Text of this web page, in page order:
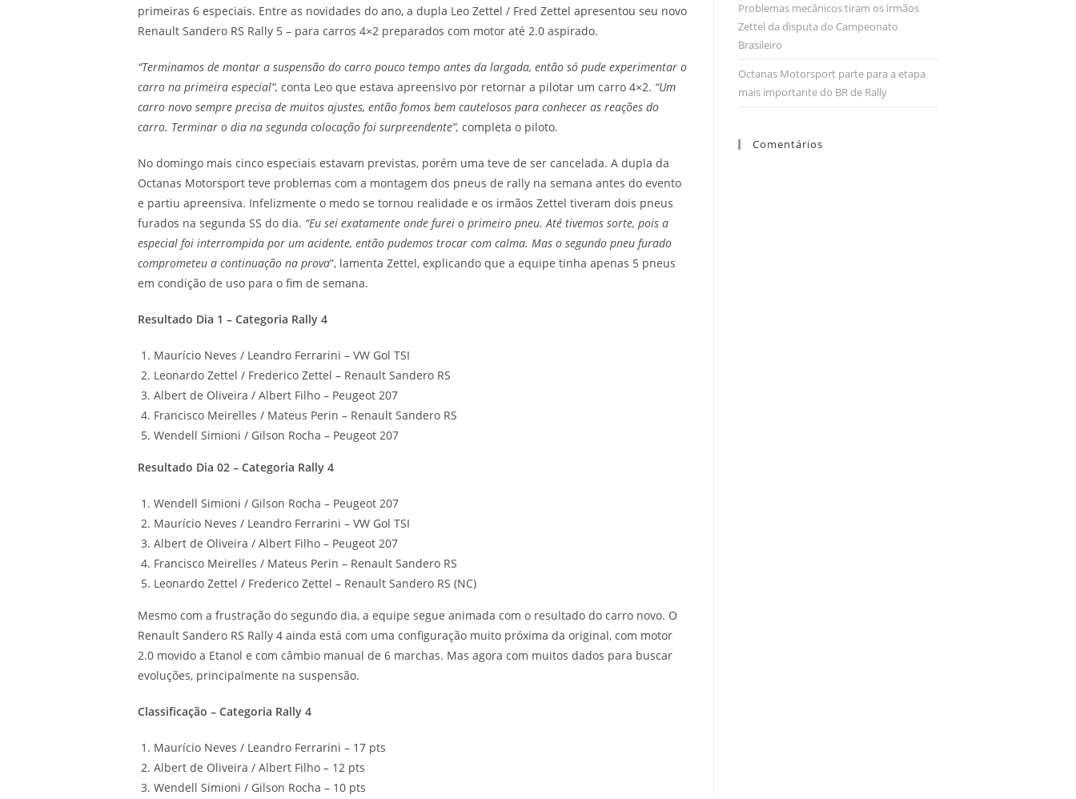
primeiras 6 especiais. Entre as novidades do ano, a dupla Leo Zettel / Fred Zettel apresentou seu novo
Renault Sandero RS Rally 5 – para carros 4×2 preparados com motor até 2.0 aspirado.
“Terminamos de montar a suspensão do carro pouco tempo antes da largada, então só pude experimentar o
carro na primeira especial”, conta Leo que estava apreensivo por retornar a pilotar um carro 4×2. “Um
carro novo sempre precisa de muitos ajustes, então fomos bem cautelosos para conhecer as reações do
carro. Terminar o dia na segunda colocação foi surpreendente”, completa o piloto.
No domingo mais cinco especiais estavam previstas, porém uma teve de ser cancelada. A dupla da
Octanas Motorsport teve problemas com a montagem dos pneus de rally na semana antes do evento
e partiu apreensiva. Infelizmente o medo se tornou realidade e os irmãos Zettel tiveram dois pneus
furados na segunda SS do dia. “Eu sei exatamente onde furei o primeiro pneu. Até tivemos sorte, pois a
especial foi interrompida por um acidente, então pudemos trocar com calma. Mas o segundo pneu furado
comprometeu a continuação na prova”, lamenta Zettel, explicando que a equipe tinha apenas 5 pneus
em condição de uso para o fim de semana.
Resultado Dia 1 – Categoria Rally 4
Maurício Neves / Leandro Ferrarini – VW Gol TSI
Leonardo Zettel / Frederico Zettel – Renault Sandero RS
Albert de Oliveira / Albert Filho – Peugeot 207
Francisco Meirelles / Mateus Perin – Renault Sandero RS
Wendell Simioni / Gilson Rocha – Peugeot 207
Resultado Dia 02 – Categoria Rally 4
Wendell Simioni / Gilson Rocha – Peugeot 207
Maurício Neves / Leandro Ferrarini – VW Gol TSI
Albert de Oliveira / Albert Filho – Peugeot 207
Francisco Meirelles / Mateus Perin – Renault Sandero RS
Leonardo Zettel / Frederico Zettel – Renault Sandero RS (NC)
Mesmo com a frustração do segundo dia, a equipe segue animada com o resultado do carro novo. O
Renault Sandero RS Rally 4 ainda está com uma configuração muito próxima da original, com motor
2.0 movido a Etanol e com câmbio manual de 6 marchas. Mas agora com muitos dados para buscar
evoluções, principalmente na suspensão.
Classificação – Categoria Rally 4
Maurício Neves / Leandro Ferrarini – 17 pts
Albert de Oliveira / Albert Filho – 12 pts
Wendell Simioni / Gilson Rocha – 10 pts
Problemas mecânicos tiram os irmãos
Zettel da disputa do Campeonato
Brasileiro
Octanas Motorsport parte para a etapa
mais importante do BR de Rally
Comentários